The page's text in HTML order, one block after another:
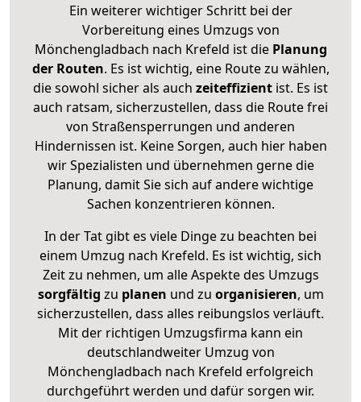
Ein weiterer wichtiger Schritt bei der
Vorbereitung eines Umzugs von
Mönchengladbach nach Krefeld ist diePlanung
der Routen. Es ist wichtig, eine Route zu wählen,
die sowohl sicher als auch zeiteffizient ist. Es ist
auch ratsam, sicherzustellen, dass die Route frei
von Straßensperrungen und anderen
Hindernissen ist. Keine Sorgen, auch hier haben
wir Spezialisten und übernehmen gerne die
Planung, damit Sie sich auf andere wichtige
Sachen konzentrieren können.
In der Tat gibt es viele Dinge zu beachten bei
einem Umzug nach Krefeld. Es ist wichtig, sich
Zeit zu nehmen, um alle Aspekte des Umzugs
sorgfältig zu planen und zu organisieren, um
sicherzustellen, dass alles reibungslos verläuft.
Mit der richtigen Umzugsfirma kann ein
deutschlandweiter Umzug von
Mönchengladbach nach Krefeld erfolgreich
durchgeführt werden und dafür sorgen wir.